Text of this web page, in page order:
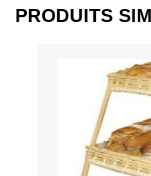
PRODUITS